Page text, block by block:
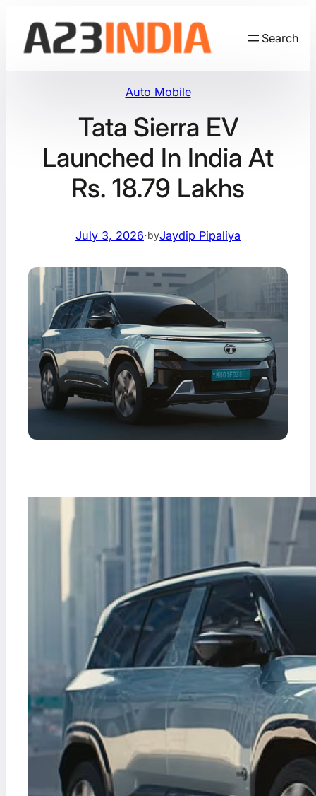
content
Search
Auto Mobile
Tata Sierra EV
Launched In India At
Rs. 18.79 Lakhs
July 3, 2026·byJaydip Pipaliya